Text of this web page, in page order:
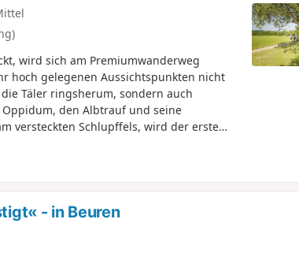
wird sich am Premiumwanderweg
hoch gelegenen Aussichtspunkten nicht
Täler ringsherum, sondern auch
den Albtrauf und seine
versteckten Schlupffels, wird der erste
sogar bis zum Schwarzwald und
Beuren. Zurück auf der Albhochfläche
Aussicht auf die markante Burg
versieht, führt der historische
der vielseitigen Tour.
- in Beuren